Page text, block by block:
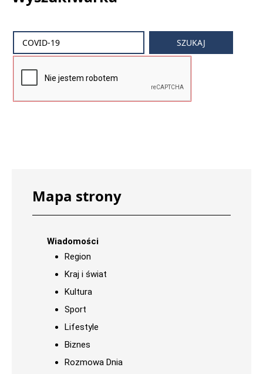
Mapa strony
Wiadomości
Region
Kraj i świat
Kultura
Sport
Lifestyle
Biznes
Rozmowa Dnia